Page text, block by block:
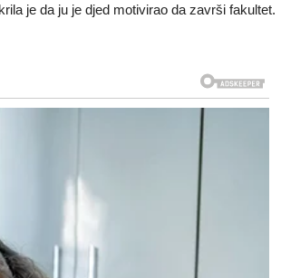
je da ju je djed motivirao da završi fakultet.